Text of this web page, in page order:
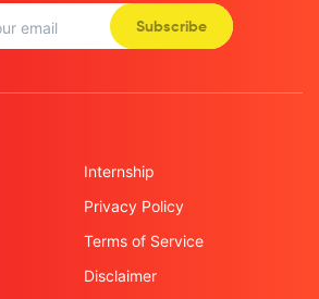
Subscribe
Internship
Privacy Policy
Terms of Service
Disclaimer